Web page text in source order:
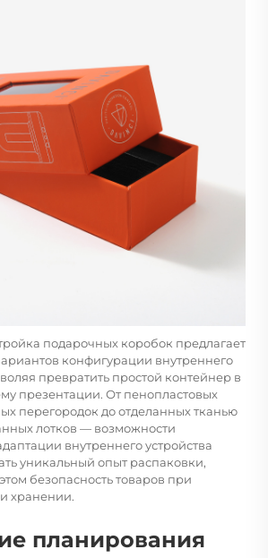
подарочных коробок предлагает
конфигурации внутреннего
превратить простой контейнер в
презентации. От пенопластовых
перегородок до отделанных тканью
лотков — возможности
внутреннего устройства
уникальный опыт распаковки,
безопасность товаров при
хранении.
планирования